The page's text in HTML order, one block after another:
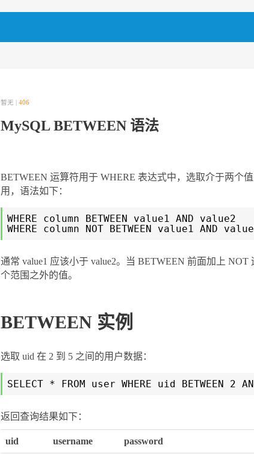
暂无 | 406
MySQL BETWEEN 语法
BETWEEN 运算符用于 WHERE 表达式中，选取介于两个
用，语法如下：
WHERE column BETWEEN value1 AND value2
WHERE column NOT BETWEEN value1 AND
通常 value1 应该小于 value2。当 BETWEEN 前面加上
个范围之外的值。
BETWEEN 实例
选取 uid 在 2 到 5 之间的用户数据：
SELECT * FROM user WHERE uid BETWEEN 2
返回查询结果如下：
uid username password